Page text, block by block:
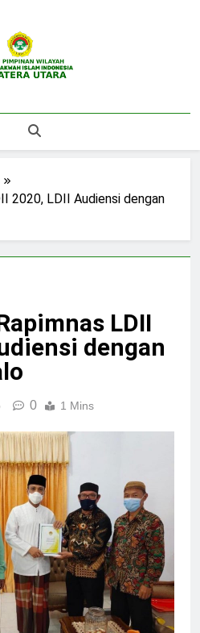
LDII
Utara
2020, LDII Audiensi dengan
LDII
dengan
0 1 Mins